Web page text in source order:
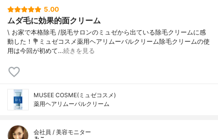
5.00
ムダ毛に効果的面クリーム
\ お家で本格除毛 /⁡脱毛サロンのミュゼから出ている除毛クリームに感
動した！⁡⁡⁡💐ミュゼコスメ薬用ヘアリムーバルクリーム⁡⁡除毛クリームの使
用は今回が初めて…続きを見る
MUSEE COSME(ミュゼコスメ)
薬用ヘアリムーバルクリーム
会社員 / 美容モニター